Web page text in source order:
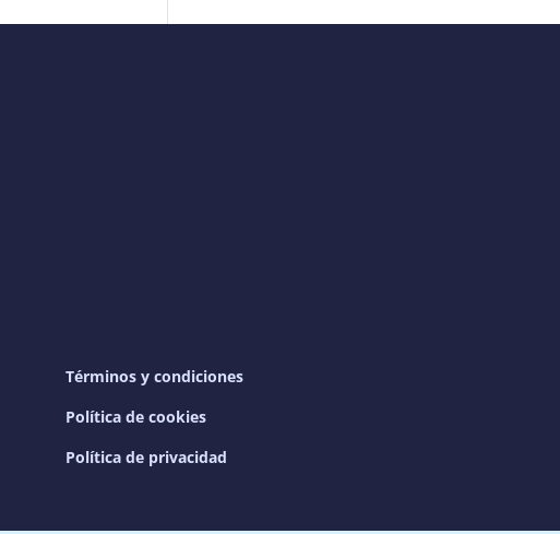
Términos y condiciones
Política de cookies
Política de privacidad